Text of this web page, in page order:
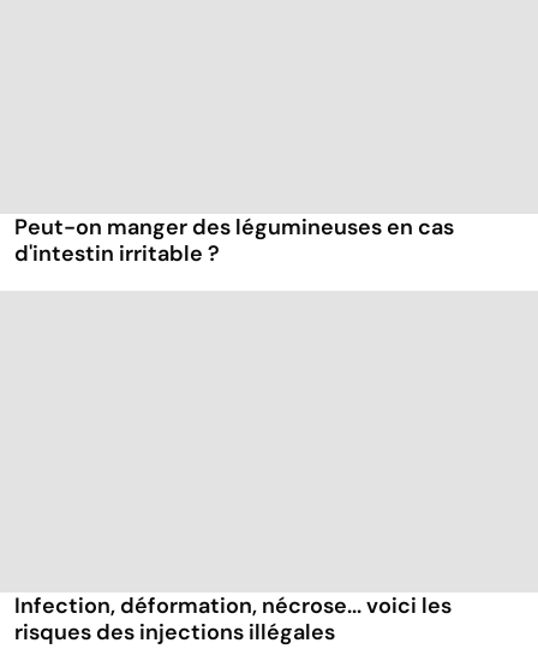
Peut-on manger des légumineuses en cas
d'intestin irritable ?
Infection, déformation, nécrose... voici les
risques des injections illégales